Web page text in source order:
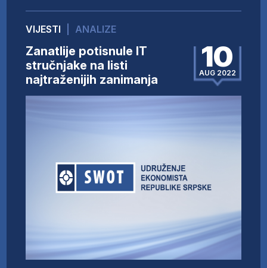
VIJESTI ANALIZE
Zanatlije potisnule IT
stručnjake na listi
najtraženijih zanimanja
10
AUG 2022